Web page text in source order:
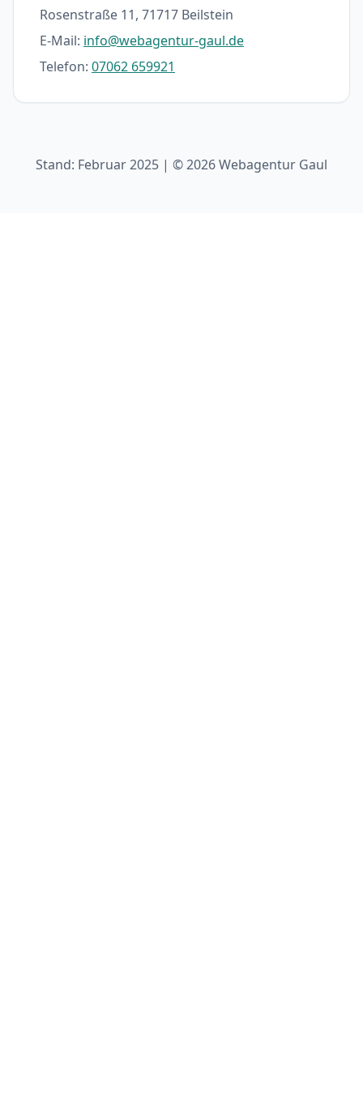
Rosenstraße 11, 71717 Beilstein
E-Mail: info@webagentur-gaul.de
Telefon: 07062 659921
Stand: Februar 2025 | © 2026 Webagentur Gaul